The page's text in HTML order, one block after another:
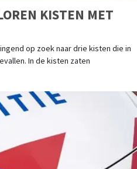
KISTEN MET
op zoek naar drie kisten die in
In de kisten zaten